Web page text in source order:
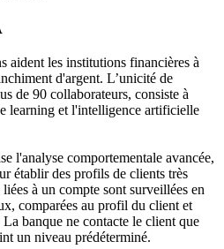
aident les institutions financières à
d'argent. L’unicité de
de 90 collaborateurs, consiste à
learning et l'intelligence artificielle
l'analyse comportementale avancée,
établir des profils de clients très
à un compte sont surveillées en
comparées au profil du client et
banque ne contacte le client que
un niveau prédéterminé.